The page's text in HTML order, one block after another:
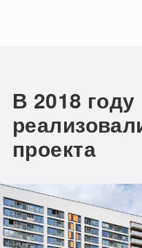
В 2018
проекта